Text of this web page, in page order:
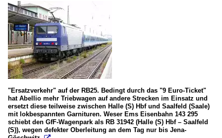
"Ersatzverkehr" auf der RB25. Bedingt durch das "9 Euro-Ticket"
hat Abellio mehr Triebwagen auf andere Strecken im Einsatz und
ersetzt diese teilweise zwischen Halle (S) Hbf und Saalfeld (Saale)
mit lokbespannten Garnituren. Weser Ems Eisenbahn 143 295
schiebt den GfF-Wagenpark als RB 31942 (Halle (S) Hbf – Saalfeld
(S)), wegen defekter Oberleitung an dem Tag nur bis Jena-